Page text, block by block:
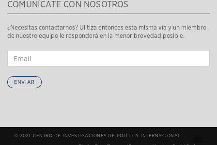
COMUNÍCATE CON NOSOTROS
¿Necesitas contactarnos? Ulitiza entonces esta misma vía y un miembro
de nuestro equipo le responderá en la menor brevedad posible.
ENVIAR
© 2021. CENTRO DE INVESTIGACIONES DE POLÍTICA INTERNACIONAL.